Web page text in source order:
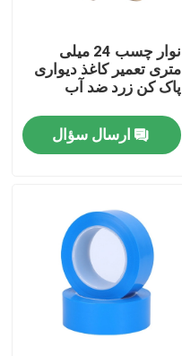
نوار چسب 24 میلی
متری تعمیر کاغذ دیواری
پاک کن زرد ضد آب
ارسال سؤال